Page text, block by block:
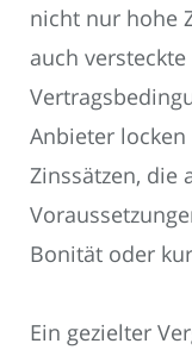
nicht nur hohe
auch
Anbieter
Zinssätzen, die
Bonität oder
Ein gezielter